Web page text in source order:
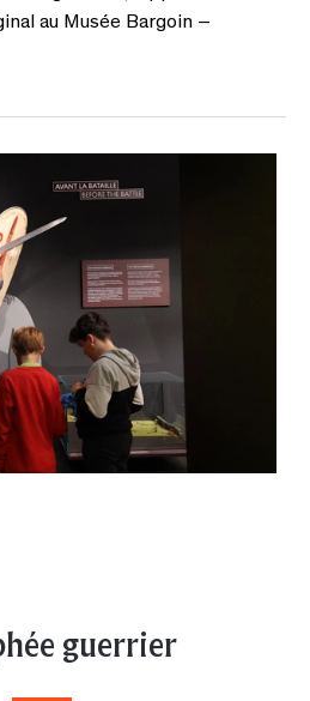
au Musée Bargoin –
guerrier